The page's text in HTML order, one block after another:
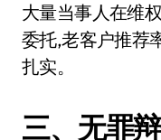
大量当事人在维
委托,老客户推荐
扎实。
三、无罪